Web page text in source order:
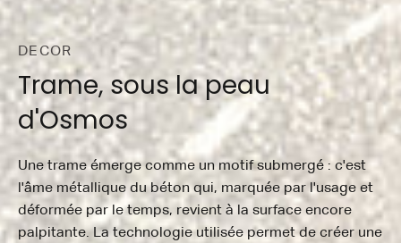
DECOR
Trame, sous la peau
d'Osmos
Une trame émerge comme un motif submergé : c'est
l'âme métallique du béton qui, marquée par l'usage et
déformée par le temps, revient à la surface encore
palpitante. La technologie utilisée permet de créer une